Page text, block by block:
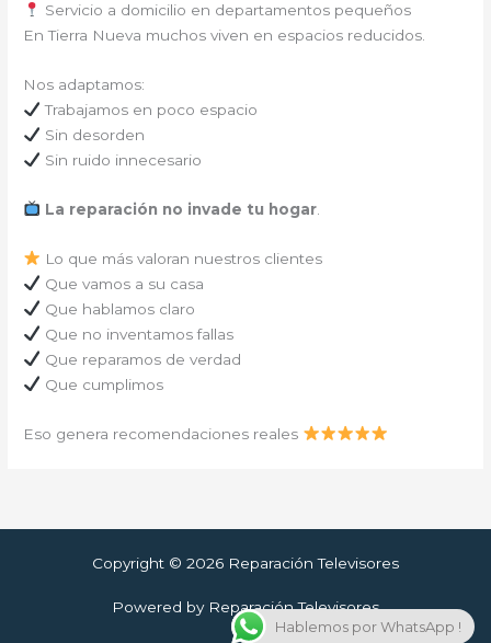
Servicio a domicilio en departamentos pequeños
En Tierra Nueva muchos viven en espacios reducidos.
Nos adaptamos:
Trabajamos en poco espacio
Sin desorden
Sin ruido innecesario
La reparación no invade tu hogar.
Lo que más valoran nuestros clientes
Que vamos a su casa
Que hablamos claro
Que no inventamos fallas
Que reparamos de verdad
Que cumplimos
Eso genera recomendaciones reales
Copyright © 2026 Reparación Televisores
Powered by Reparación Televisores
Hablemos por WhatsApp !